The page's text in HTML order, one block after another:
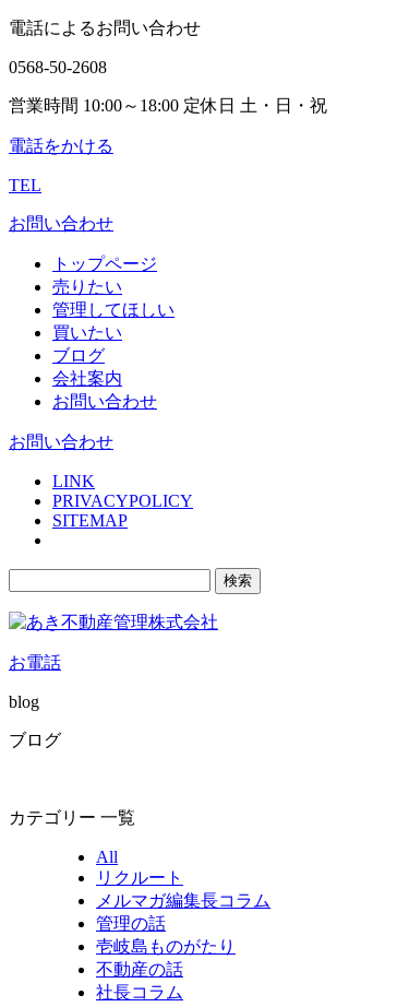
電話によるお問い合わせ
0568-50-2608
営業時間 10:00～18:00 定休日 土・日・祝
電話をかける
TEL
お問い合わせ
トップページ
売りたい
管理してほしい
買いたい
ブログ
会社案内
お問い合わせ
お問い合わせ
LINK
PRIVACYPOLICY
SITEMAP
お電話
blog
ブログ
カテゴリー 一覧
All
リクルート
メルマガ編集長コラム
管理の話
壱岐島ものがたり
不動産の話
社長コラム